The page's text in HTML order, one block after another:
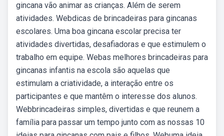
gincana vão animar as crianças. Além de serem
atividades. Webdicas de brincadeiras para gincanas
escolares. Uma boa gincana escolar precisa ter
atividades divertidas, desafiadoras e que estimulem o
trabalho em equipe. Webas melhores brincadeiras para
gincanas infantis na escola são aquelas que
estimulam a criatividade, a interação entre os
participantes e que mantêm o interesse dos alunos.
Webbrincadeiras simples, divertidas e que reunem a
família para passar um tempo junto com as nossas 10